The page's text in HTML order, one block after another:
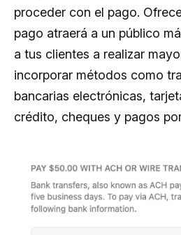
proceder con el pago.
pago atraerá a un público
a tus clientes a realizar
incorporar métodos como
bancarias electrónicas,
crédito, cheques y pagos